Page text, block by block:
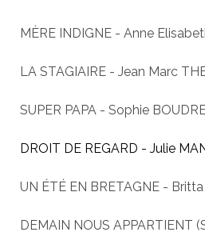
MÈRE INDIGNE - Anne
LA STAGIAIRE - Jean Marc
SUPER PAPA - Sophie
DROIT DE REGARD - Julie
UN ÉTÉ EN BRETAGNE -
DEMAIN NOUS APPARTIENT